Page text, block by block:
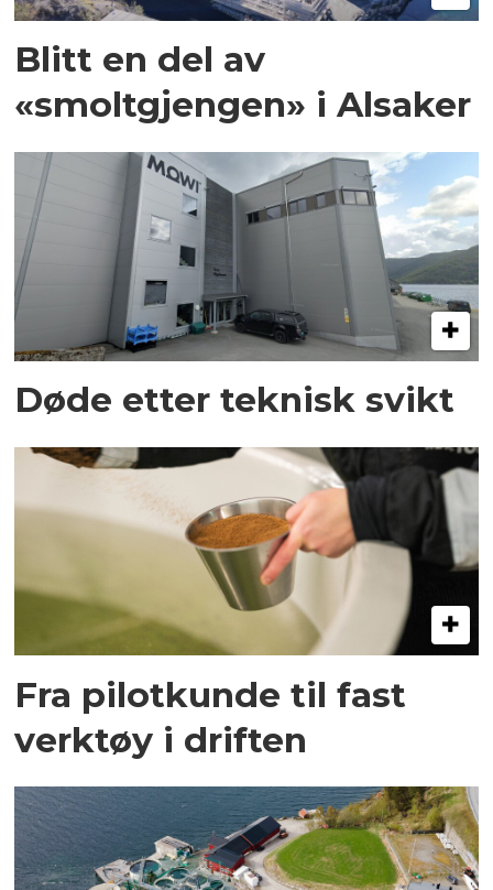
Blitt en del av
«smoltgjengen» i Alsaker
Døde etter teknisk svikt
Fra pilotkunde til fast
verktøy i driften